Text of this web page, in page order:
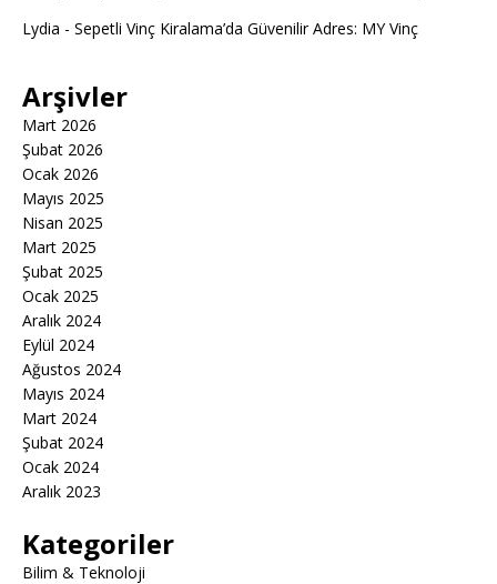
Lydia - Sepetli Vinç Kiralama’da Güvenilir Adres: MY Vinç
Arşivler
Mart 2026
Şubat 2026
Ocak 2026
Mayıs 2025
Nisan 2025
Mart 2025
Şubat 2025
Ocak 2025
Aralık 2024
Eylül 2024
Ağustos 2024
Mayıs 2024
Mart 2024
Şubat 2024
Ocak 2024
Aralık 2023
Kategoriler
Bilim & Teknoloji